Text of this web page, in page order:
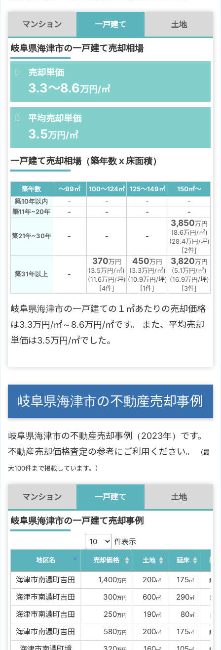
マンション 一戸建て 土地
岐阜県海津市の一戸建て売却相場
売却単価
3.3～8.6万円/㎡
平均売却単価
3.5万円/㎡
一戸建て売却相場（築年数ｘ床面積）
築年数 ～99㎡ 100～124㎡ 125～149㎡ 150㎡～
築10年以内
- - - -
築11年~20年 - - - -
築21年~30年 - - -
3,850万円
(8.6万円/㎡)
(28.4万円/坪)
[2件]
築31年以上 -
370万円
(3.5万円/㎡)
(11.6万円/坪)
[4件]
450万円
(3.3万円/㎡)
(10.9万円/坪)
[1件]
3,820万円
(5.1万円/㎡)
(16.9万円/坪)
[3件]
岐阜県海津市の一戸建ての１㎡あたりの売却価格
は3.3万円/㎡～8.6万円/㎡です。 また、平均売却
単価は3.5万円/㎡でした。
岐阜県海津市の不動産売却事例
岐阜県海津市の不動産売却事例（2023年）です。
不動産売却価格査定の参考にご利用ください。
（最
大100件まで掲載しています。）
マンション 一戸建て 土地
岐阜県海津市の一戸建て売却事例
件表示
地区名 売却価格 土地 延床 築
海津市南濃町吉田 1,400万円 200㎡ 175㎡ 築
海津市南濃町吉田
300万円 600㎡ 290㎡ 築
海津市南濃町吉田
250万円 190㎡ 80㎡ 築
海津市南濃町吉田
580万円 200㎡ 175㎡ 築